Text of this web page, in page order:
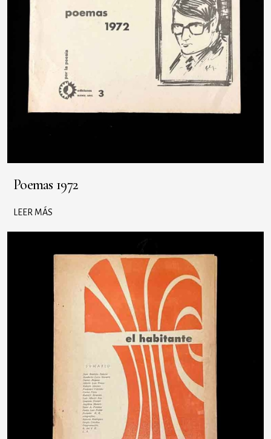
Poemas 1972
LEER MÁS